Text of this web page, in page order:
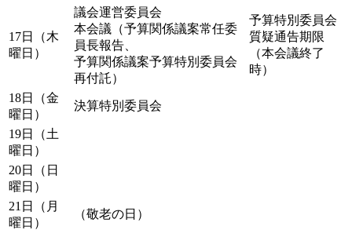
17日（木
曜日）
議会運営委員会
本会議（予算関係議案常任委
員長報告、
予算関係議案予算特別委員会
再付託）
予算特別委員会
質疑通告期限
（本会議終了
時）
18日（金
曜日）
決算特別委員会
19日（土
曜日）
20日（日
曜日）
21日（月
曜日）
（敬老の日）